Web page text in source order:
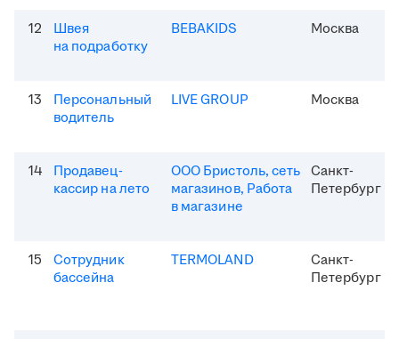
12
Швея
на подработку
BEBAKIDS Москва
13
Персональный
водитель
LIVE GROUP Москва
14
Продавец-
кассир на лето
ООО Бристоль, сеть
магазинов, Работа
в магазине
Санкт-
Петербург
15
Сотрудник
бассейна
TERMOLAND
Санкт-
Петербург